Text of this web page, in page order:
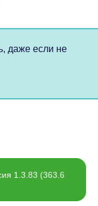
даже если не
1.3.83 (363.6